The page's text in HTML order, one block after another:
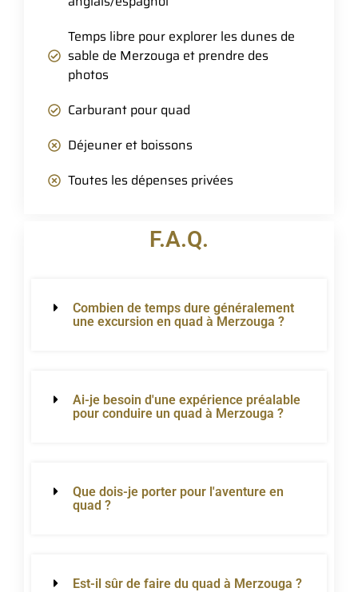
Temps libre pour explorer les dunes de
sable de Merzouga et prendre des
photos
Carburant pour quad
Déjeuner et boissons
Toutes les dépenses privées
F.A.Q.
Combien de temps dure généralement
une excursion en quad à Merzouga ?
Ai-je besoin d'une expérience préalable
pour conduire un quad à Merzouga ?
Que dois-je porter pour l'aventure en
quad ?
Est-il sûr de faire du quad à Merzouga ?